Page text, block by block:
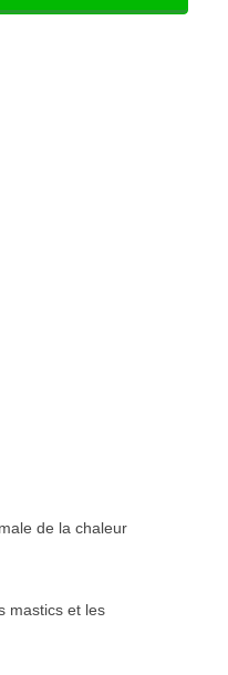
de la chaleur
mastics et les